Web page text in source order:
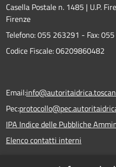
Casella Postale n. 1485 | U.P.
Firenze
Telefono:055 263291 - Fax:
Codice Fiscale: 06209860482
Email:
Pec:
IPA Indice delle Pubbliche
Elenco contatti interni